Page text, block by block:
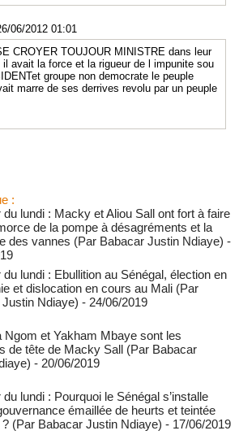
06/2012 01:01
CROYER TOUJOUR MINISTRE dans leur
avait la force et la rigueur de l impunite sou
groupe non democrate le peuple
marre de ses derrives revolu par un peuple
:
du lundi : Macky et Aliou Sall ont fort à faire
de la pompe à désagréments et la
des vannes (Par Babacar Justin Ndiaye) -
du lundi : Ebullition au Sénégal, élection en
et dislocation en cours au Mali (Par
Ndiaye) - 24/06/2019
Ngom et Yakham Mbaye sont les
de tête de Macky Sall (Par Babacar
- 20/06/2019
du lundi : Pourquoi le Sénégal s’installe
émaillée de heurts et teintée
? (Par Babacar Justin Ndiaye) - 17/06/2019